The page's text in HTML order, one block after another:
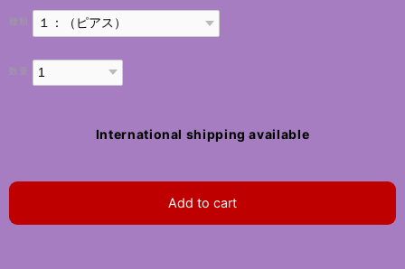
種類
数量
International shipping available
Add to cart